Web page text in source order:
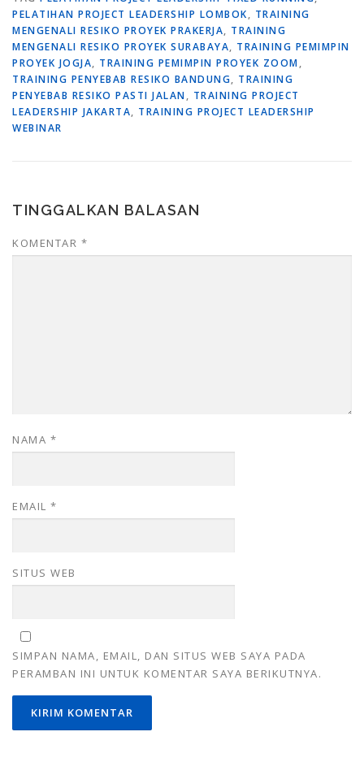
PELATIHAN PROJECT LEADERSHIP LOMBOK, TRAINING
MENGENALI RESIKO PROYEK PRAKERJA, TRAINING
MENGENALI RESIKO PROYEK SURABAYA, TRAINING PEMIMPIN
PROYEK JOGJA, TRAINING PEMIMPIN PROYEK ZOOM,
TRAINING PENYEBAB RESIKO BANDUNG, TRAINING
PENYEBAB RESIKO PASTI JALAN, TRAINING PROJECT
LEADERSHIP JAKARTA, TRAINING PROJECT LEADERSHIP
WEBINAR
TINGGALKAN BALASAN
KOMENTAR *
NAMA *
EMAIL *
SITUS WEB
SIMPAN NAMA, EMAIL, DAN SITUS WEB SAYA PADA
PERAMBAN INI UNTUK KOMENTAR SAYA BERIKUTNYA.